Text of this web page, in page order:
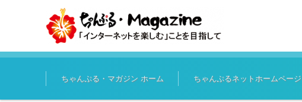
コンテンツに移動
ちゃんぷる・マガジン ホーム ちゃんぷるネットホームページ